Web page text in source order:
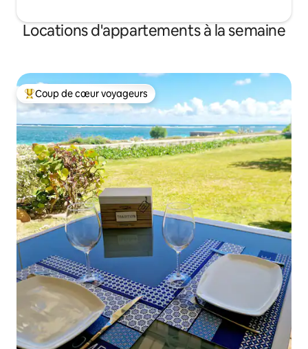
Locations d'appartements à la semaine
Coups de cœur voyageurs les plus appréciés
Coup de cœur voyageurs